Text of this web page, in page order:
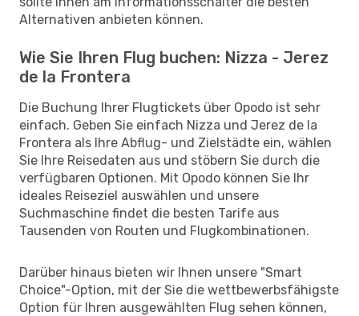
Alternativen anbieten können.
Wie Sie Ihren Flug buchen: Nizza - Jerez
de la Frontera
Die Buchung Ihrer Flugtickets über Opodo ist sehr
einfach. Geben Sie einfach Nizza und Jerez de la
Frontera als Ihre Abflug- und Zielstädte ein, wählen
Sie Ihre Reisedaten aus und stöbern Sie durch die
verfügbaren Optionen. Mit Opodo können Sie Ihr
ideales Reiseziel auswählen und unsere
Suchmaschine findet die besten Tarife aus
Tausenden von Routen und Flugkombinationen.
Darüber hinaus bieten wir Ihnen unsere "Smart
Choice"-Option, mit der Sie die wettbewerbsfähigste
Option für Ihren ausgewählten Flug sehen können,